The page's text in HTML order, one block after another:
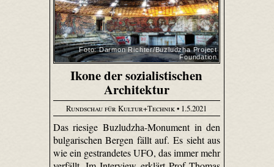
Foto: Darmon Richter/Buzludzha Project
Foundation
Ikone der sozialistischen
Architektur
Rundschau für Kultur+Technik• 1.5.2021
Das riesige Buzludzha-Monument in den
bulgarischen Bergen fällt auf. Es sieht aus
wie ein gestrandetes UFO, das immer mehr